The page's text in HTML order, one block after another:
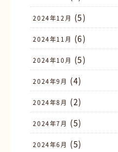
2024年12月 (5)
2024年11月 (6)
2024年10月 (5)
2024年9月 (4)
2024年8月 (2)
2024年7月 (5)
2024年6月 (5)